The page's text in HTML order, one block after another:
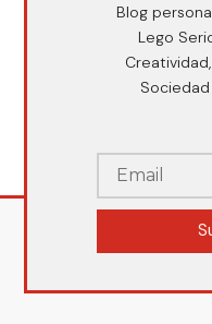
Blog
Lego